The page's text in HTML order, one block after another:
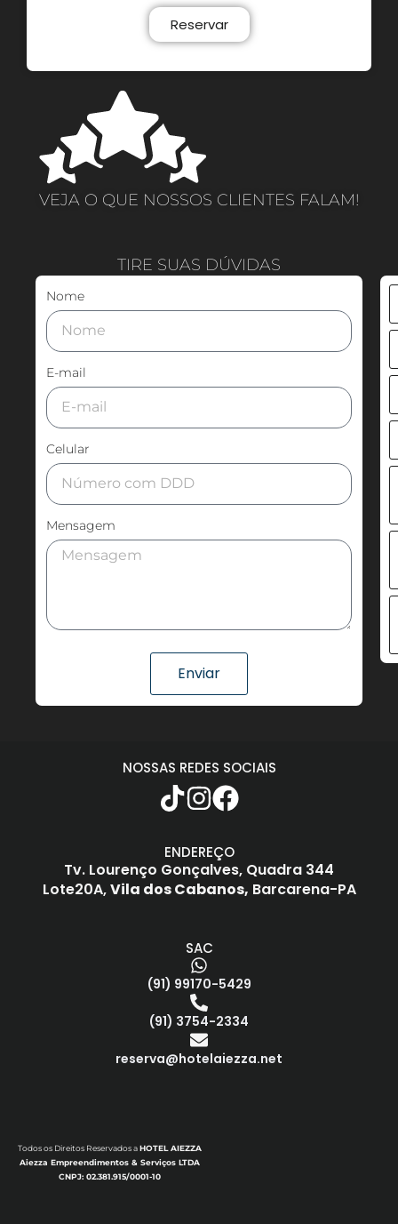
Reservar
VEJA O QUE NOSSOS CLIENTES FALAM!
TIRE SUAS DÚVIDAS
Nome
E-mail
Celular
Mensagem
Enviar
SAC
(91) 99170-5429
(91) 3754-2334
reserva@hotelaiezza.net
ENDEREÇO
Tv. Lourenço Gonçalves, Quadra 344
Lote20A,Vila dos Cabanos, Barcarena-PA
NOSSAS REDES SOCIAIS
Todos os Direitos Reservados aHOTEL AIEZZA
Aiezza Empreendimentos & Serviços LTDA
CNPJ: 02.381.915/0001-10